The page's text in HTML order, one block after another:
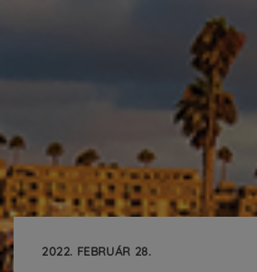
2022. FEBRUÁR 28.